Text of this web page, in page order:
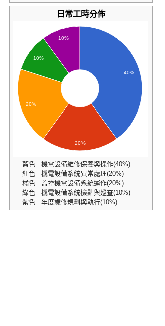
日常工時分佈
40%
10%
10%
20%
20%
藍色 機電設備維修保養與操作(40%)
紅色 機電設備系統異常處理(20%)
橘色 監控機電設備系統運作(20%)
綠色 機電設備系統檢點與巡查(10%)
紫色 年度歲修規劃與執行(10%)